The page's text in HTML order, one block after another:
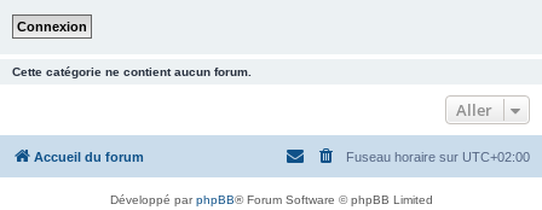
Cette catégorie ne contient aucun forum.
Aller
Accueil du forum Fuseau horaire sur UTC+02:00
Développé parphpBB® Forum Software © phpBB Limited